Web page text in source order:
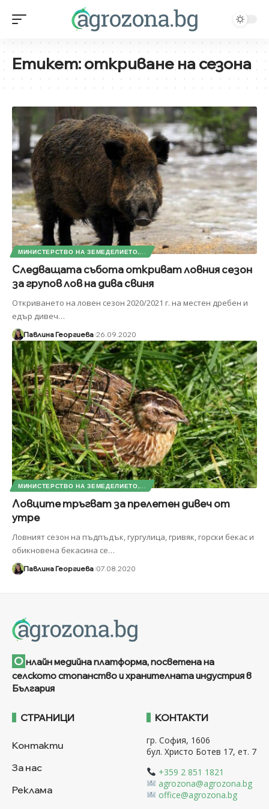
Етикет:откриване на сезона
МИНИСТЕРСТВО НА ЗЕМЕДЕЛИЕТО,...
Следващата събота откриват ловния сезон
за групов лов на дива свиня
Откриването на ловен сезон 2020/2021 г. на местен дребен и
едър дивеч…
Павлина Георгиева 26.09.2020
МИНИСТЕРСТВО НА ЗЕМЕДЕЛИЕТО,...
Ловците тръгват за прелетен дивеч от
утре
Ловният сезон на пъдпъдък, гургулица, гривяк, горски бекас и
обикновена бекасина се…
Павлина Георгиева 07.08.2020
О нлайн медийна платформа, посветена на
селското стопанство и хранителната индустрия в
България
СТРАНИЦИ
Контакти
За нас
Реклама
КОНТАКТИ
гр. София, 1606
бул. Христо Ботев 17, ет. 7
+359 2 851 1821
agrozona@agrozona.bg
office@agrozona.bg